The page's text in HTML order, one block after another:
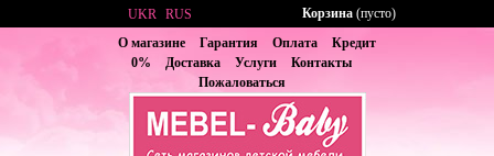
О магазине Гарантия Оплата
Кредит
0%
Доставка Услуги
Контакты
Пожаловаться
UKR RUS Корзина (пусто)